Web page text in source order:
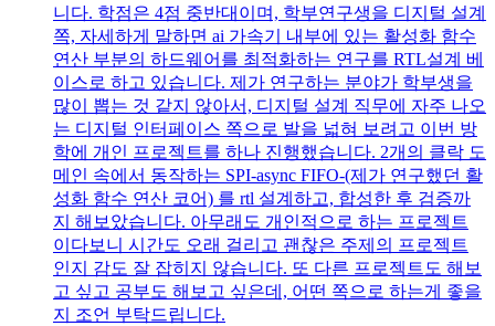
니다. 학점은 4점 중반대이며, 학부연구생을 디지털 설계
쪽, 자세하게 말하면 ai 가속기 내부에 있는 활성화 함수
연산 부분의 하드웨어를 최적화하는 연구를 RTL설계 베
이스로 하고 있습니다. 제가 연구하는 분야가 학부생을
많이 뽑는 것 같지 않아서, 디지털 설계 직무에 자주 나오
는 디지털 인터페이스 쪽으로 발을 넓혀 보려고 이번 방
학에 개인 프로젝트를 하나 진행했습니다. 2개의 클락 도
메인 속에서 동작하는 SPI-async FIFO-(제가 연구했던 활
성화 함수 연산 코어) 를 rtl 설계하고, 합성한 후 검증까
지 해보았습니다. 아무래도 개인적으로 하는 프로젝트
이다보니 시간도 오래 걸리고 괜찮은 주제의 프로젝트
인지 감도 잘 잡히지 않습니다. 또 다른 프로젝트도 해보
고 싶고 공부도 해보고 싶은데, 어떤 쪽으로 하는게 좋을
지 조언 부탁드립니다.